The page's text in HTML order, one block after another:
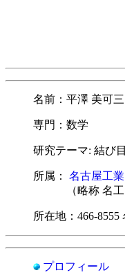
名前：平澤 美可
専門：数学
研究テーマ: 結び
所属： 名古屋工
（略称 名工
所在地：466-
プロフィール